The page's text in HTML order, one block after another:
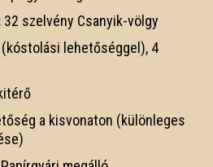
32 szelvény Csanyik-völgy
lehetőséggel), 4
a kisvonaton (különleges